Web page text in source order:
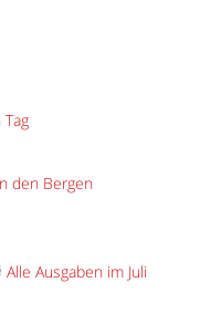
den Bergen
Alle Ausgaben im Juli